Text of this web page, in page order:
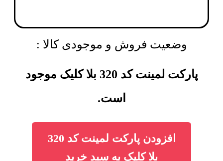
وضعیت فروش و موجودی کالا :
پارکت لمینت کد 320 بلا کلیک موجود
است.
افزودن پارکت لمینت کد 320
بلا کلیک به سبد خرید